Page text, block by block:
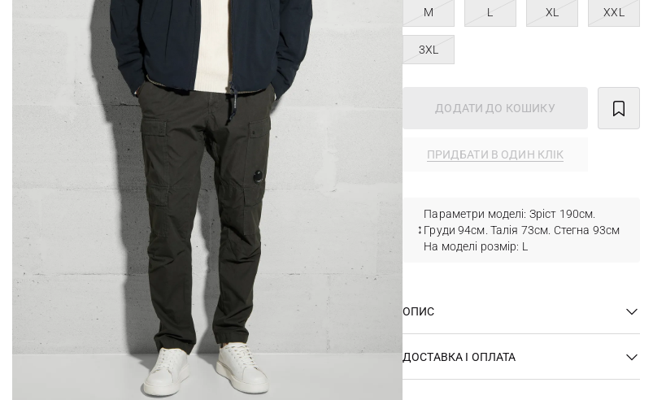
M L XL XXL
3XL
ДОДАТИ ДО КОШИКУ
ПРИДБАТИ В ОДИН КЛІК
Параметри моделі: Зріст 190см.
Груди 94см. Талія 73см. Стегна 93см
На моделі розмір: L
ОПИС
ДОСТАВКА І ОПЛАТА